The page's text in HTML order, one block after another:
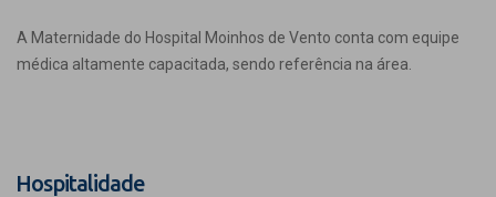
A Maternidade do Hospital Moinhos de Vento conta com equipe
médica altamente capacitada, sendo referência na área.
Hospitalidade